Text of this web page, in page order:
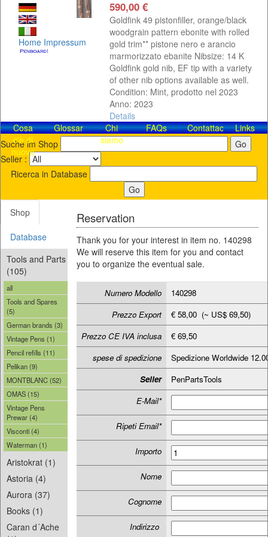
Home Impressum
590,00 €
Goldfink 49 pistonfiller, orange/black
woodgrain pattern ebonite with rolled
gold trim** pistone nero e arancio
marmorizzato ebanite Nibsize: 14 K
Goldfink gold nib, EF tip with a variety
of other nib options available as well.
Condition: Mint, prodotto nel 2023
Anno: 2023
Details
Cosa
c'è di
nuovo
Glossar
Chi
siamo
FAQs Contattaci! Links
Suche im Shop
Seller :
Ricerca in Database
Shop
Database
Tools and Parts
(105)
all
Tools and Spares
(5)
German brands (3)
Vintage Pens (1)
Pencil refills (11)
Pelikan (9)
MONTBLANC (52)
OMAS (15)
Vintage Pens
Prewar (4)
Visconti (4)
Waterman (1)
Aristokrat (1)
Astoria (4)
Aurora (37)
Books (1)
Caran d´Ache
Reservation
Thank you for your interest in item no. 140298
We will reserve this item for you and contact
you to organize the eventual sale.
Numero Modello
140298
Prezzo Export
€ 58,00 (~ US$ 69,50)
Prezzo CE IVA inclusa
€ 69,50
spese di spedizione
Spedizione Worldwide
Seller
PenPartsTools
E-Mail*
Ripeti Email*
Importo
Nome
Cognome
Indirizzo